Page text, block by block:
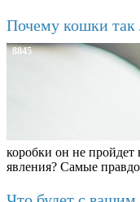
Почему кошки так
8845
коробки он не пройдет
явления? Самые